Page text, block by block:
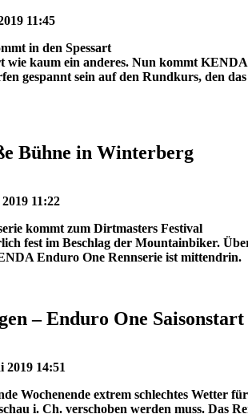
11:45
in den Spessart
wie kaum ein anderes. Nun kommt
gespannt sein auf den Rundkurs, den
Bühne in Winterberg
11:22
kommt zum Dirtmasters Festival
fest im Beschlag der Mountainbiker.
Enduro One Rennserie ist mittendrin.
– Enduro One
14:51
Wochenende extrem schlechtes Wetter
i. Ch. verschoben werden muss. Das